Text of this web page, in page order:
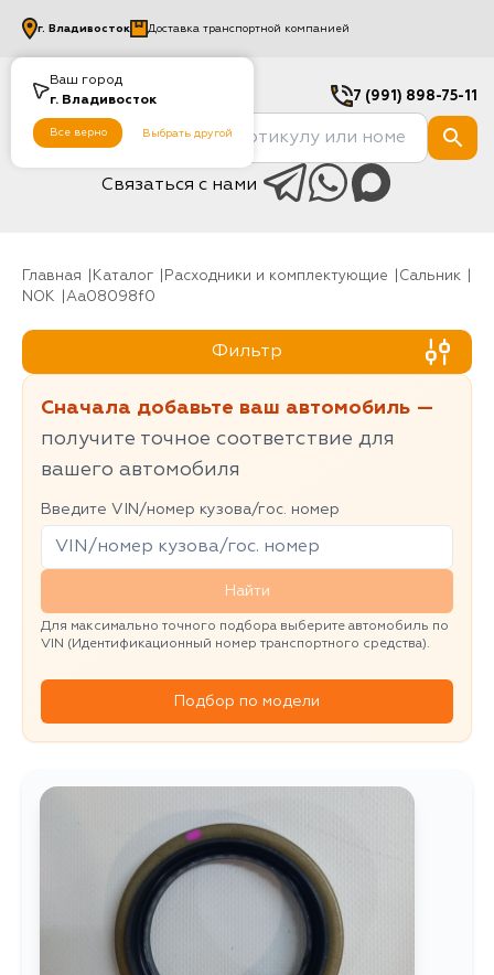
Ваш город
г. Владивосток
Все верно Выбрать другой
г. Владивосток Доставка транспортной компанией
7 (991) 898-75-11
Связаться с нами
Главная Каталог Расходники и комплектующие
Сальник
NOK
aa08098f0
Фильтр
Сначала добавьте ваш автомобиль —
получите точное соответствие для
вашего автомобиля
Введите VIN/номер кузова/гос. номер
Найти
Для максимально точного подбора выберите автомобиль по
VIN (Идентификационный номер транспортного средства).
Подбор по модели